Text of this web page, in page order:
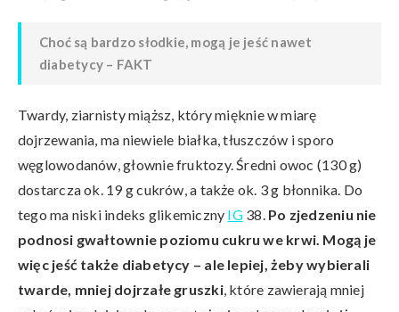
Choć są bardzo słodkie, mogą je jeść nawet
diabetycy – FAKT
Twardy, ziarnisty miąższ, który mięknie w miarę
dojrzewania, ma niewiele białka, tłuszczów i sporo
węglowodanów, głownie fruktozy. Średni owoc (130 g)
dostarcza ok. 19 g cukrów, a także ok. 3 g błonnika. Do
tego ma niski indeks glikemiczny IG38. Po zjedzeniu nie
podnosi gwałtownie poziomu cukru we krwi. Mogą je
więc jeść także diabetycy – ale lepiej, żeby wybierali
twarde, mniej dojrzałe gruszki, które zawierają mniej